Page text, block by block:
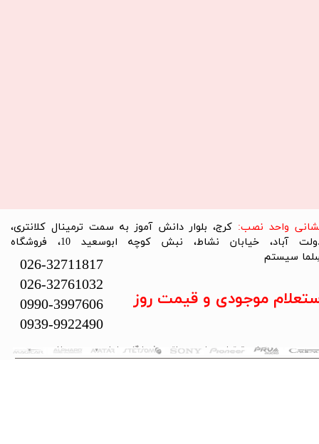
تمام حقوق این سایت متعلق به فروشگاه سلما سیستم می‌باشد.
واحد نصب: کرج، بلوار دانش آموز به سمت ترمینال کلانتری،
دولت آباد، خیابان نشاط، نبش کوچه ابوسعید 10، فروشگاه
سیستم​​​​​​​
026-32711817
026-32761032
0990-3997606
0939-9922490
موجودی و قیمت روز